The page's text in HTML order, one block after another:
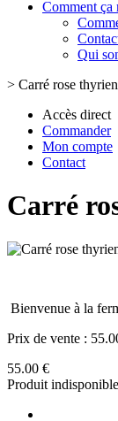
Comment ça
Qui
> Carré rose thyrien
Accès direct
Commander
Mon compte
Contact
Carré
Bienvenue à la
Prix de vente :
55.00 €
Produit indisponible